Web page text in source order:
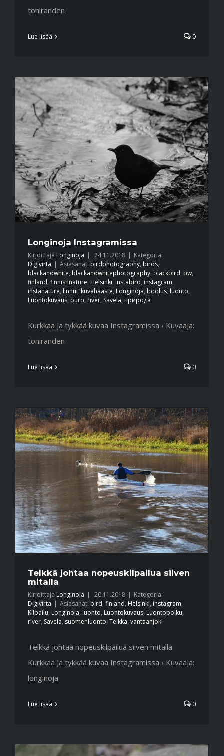
toniranden
Lue lisää 0
Longinoja Instagramissa
Kirjoittaja Longinoja | 24.11.2018 | Kategoria:
Digivirta | Asiasanat: birdphotography, birds,
blackandwhite, blackandwhitephotography, blackbird, bw,
finland, finnishnature, Helsinki, instabird, instagram,
instanature, linnut_kuvahaaste, Longinoja, loodus, luonto,
Luontokuvaus, puro, river, Savela, природа
Kurkkaa ja tykkää kuvaa Instagramissa › Kuvaaja:
toniranden
Lue lisää 0
Telkkä johtaa nopeuskilpailua siiven
mitalla
Kirjoittaja Longinoja | 20.11.2018 | Kategoria:
Digivirta | Asiasanat: bird, finland, Helsinki, instagram,
Kilpailu, Longinoja, luonto, Luontokuvaus, Luontopolku,
river, Savela, suomenluonto, Telkkä, vantaanjoki
Telkkä johtaa nopeuskilpailua siiven mitalla
Kurkkaa ja tykkää kuvaa Instagramissa › Kuvaaja:
longinoja
Lue lisää 0